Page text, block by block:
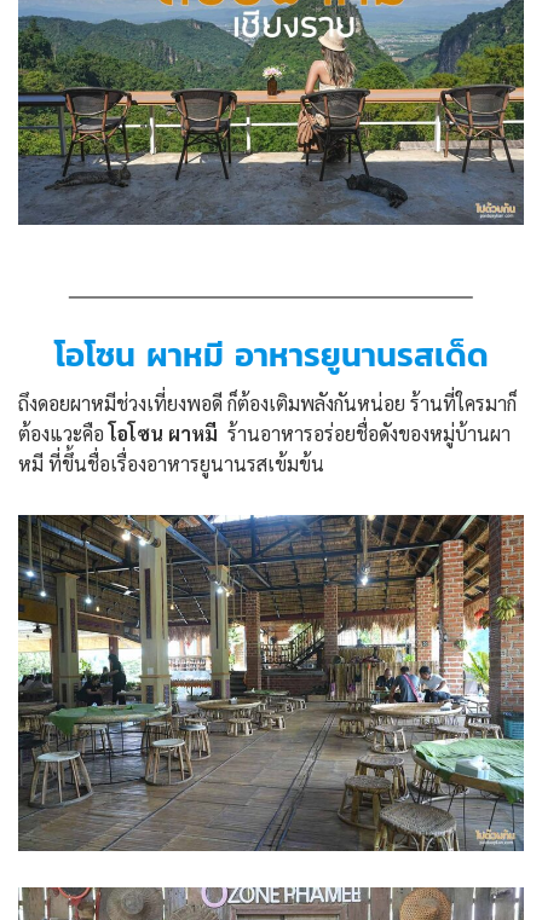
โอโซน ผาหมี อาหารยูนานรสเด็ด
ถึงดอยผาหมีช่วงเที่ยงพอดี ก็ต้องเติมพลังกันหน่อย ร้านที่ใครมาก็
ต้องแวะคือโอโซน ผาหมี ร้านอาหารอร่อยชื่อดังของหมู่บ้านผา
หมี ที่ขึ้นชื่อเรื่องอาหารยูนานรสเข้มข้น